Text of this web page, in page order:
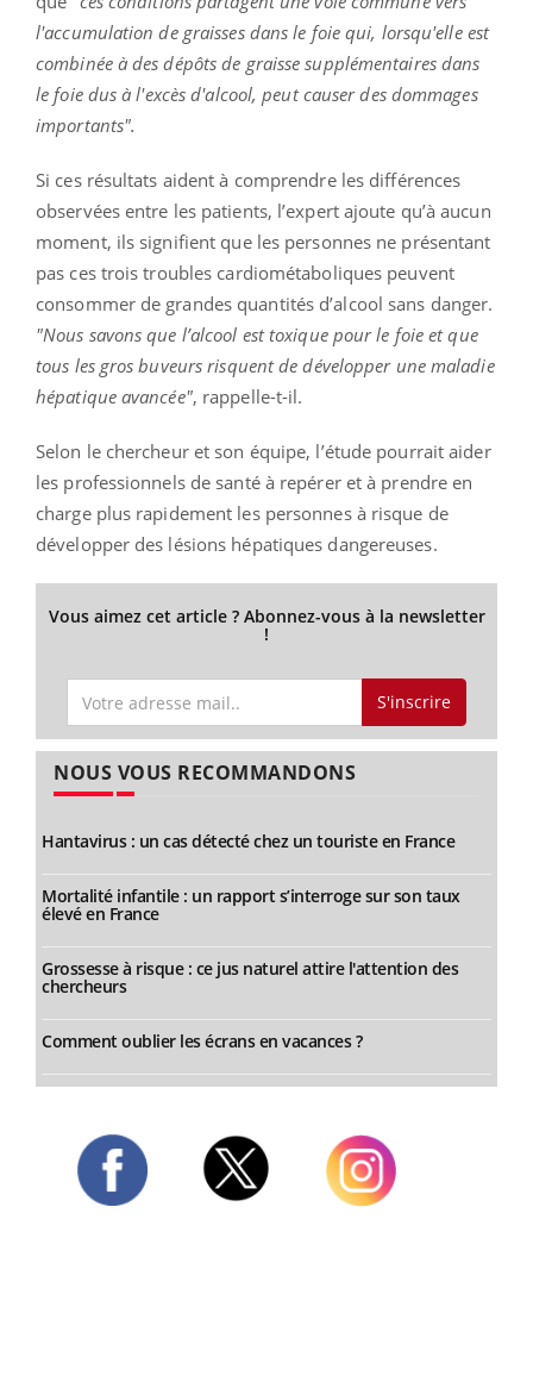
l'accumulation de graisses dans le foie qui, lorsqu'elle est
combinée à des dépôts de graisse supplémentaires dans
le foie dus à l'excès d'alcool, peut causer des dommages
importants".
Si ces résultats aident à comprendre les différences
observées entre les patients, l’expert ajoute qu’à aucun
moment, ils signifient que les personnes ne présentant
pas ces trois troubles cardiométaboliques peuvent
consommer de grandes quantités d’alcool sans danger.
"Nous savons que l’alcool est toxique pour le foie et que
tous les gros buveurs risquent de développer une maladie
hépatique avancée", rappelle-t-il.
Selon le chercheur et son équipe, l’étude pourrait aider
les professionnels de santé à repérer et à prendre en
charge plus rapidement les personnes à risque de
développer des lésions hépatiques dangereuses.
Vous aimez cet article ? Abonnez-vous à la newsletter
!
S'inscrire
NOUS VOUS RECOMMANDONS
Hantavirus : un cas détecté chez un touriste en France
Mortalité infantile : un rapport s’interroge sur son taux
élevé en France
Grossesse à risque : ce jus naturel attire l'attention des
chercheurs
Comment oublier les écrans en vacances ?